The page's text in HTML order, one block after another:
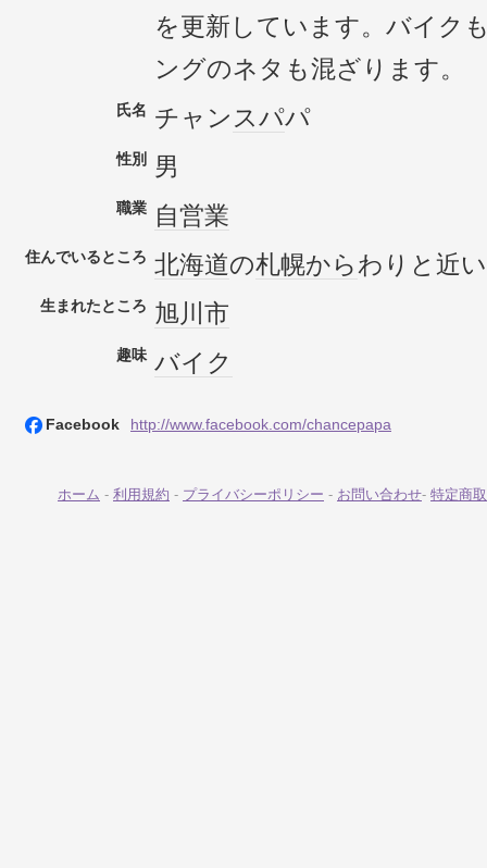
を更新しています。バイク
ングのネタも混ざります。
氏名 チャンスパパ
性別 男
職業 自営業
住んでいるところ 北海道の札幌からわりと近い
生まれたところ 旭川市
趣味 バイク
Facebook http://www.facebook.com/chancepapa
ホーム - 利用規約 - プライバシーポリシー - お問い合わせ- 特定商